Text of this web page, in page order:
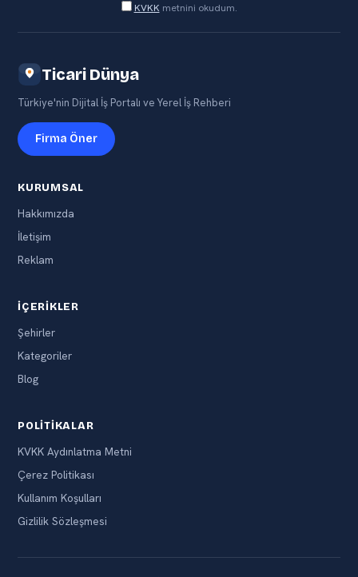
KVKK metnini okudum.
Ticari Dünya
Türkiye'nin Dijital İş Portalı ve Yerel İş Rehberi
Firma Öner
KURUMSAL
Hakkımızda
İletişim
Reklam
İÇERIKLER
Şehirler
Kategoriler
Blog
POLITIKALAR
KVKK Aydınlatma Metni
Çerez Politikası
Kullanım Koşulları
Gizlilik Sözleşmesi